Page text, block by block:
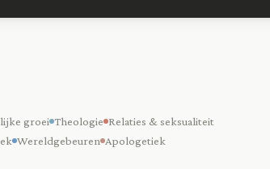
groei Theologie Relaties & seksualiteit
Wereldgebeuren Apologetiek